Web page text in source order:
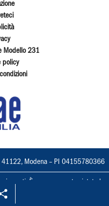
Modello 231
policy
41122, Modena – PI 04155780366
È espressamente vietata la
e l'adattamento totale o parziale.